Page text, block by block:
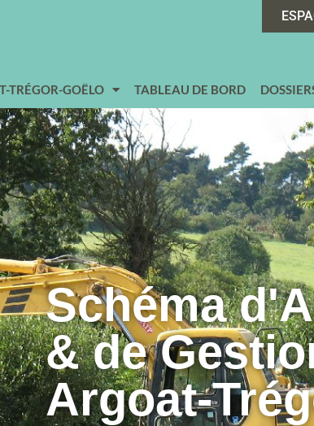
TRÉGOR-GOËLO TABLEAU DE BORD
Schéma
& de
Argoat-